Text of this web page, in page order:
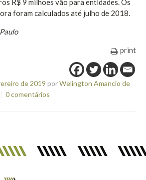
R$ 9 milhões vão para entidades. Os
foram calculados até julho de 2018.
print
de 2019 porWelington Amancio de
0 comentários